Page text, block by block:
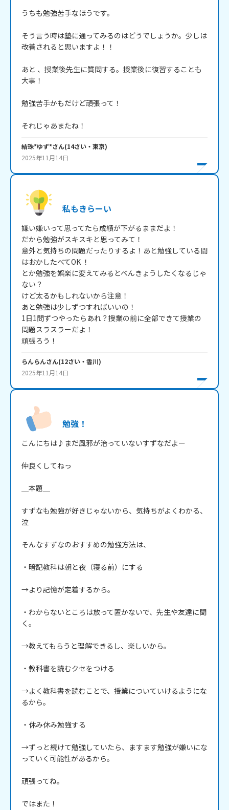
うちも勉強苦手なほうです。
そう言う時は塾に通ってみるのはどうでしょうか。少しは
改善されると思いますよ！！
あと 、授業後先生に質問する。授業後に復習することも
大事！
勉強苦手かもだけど頑張って！
それじゃあまたね！
結珠*ゆず*さん(14さい・ 東京)
2025年11月14日
私もきらーい
嫌い嫌いって思ってたら成績が下がるままだよ！
だから勉強がスキスキと思ってみて！
意外と気持ちの問題だったりするよ！あと勉強している間
はおかしたべてOK ！
とか勉強を娯楽に変えてみるとべんきょうしたくなるじゃ
ない？
けど太るかもしれないから注意！
あと勉強は少しずつすればいいの！
1日1問ずつやったらあれ？授業の前に全部できて授業の
問題スラスラーだよ！
頑張ろう！
らんらんさん(12さい・ 香川)
2025年11月14日
勉強！
こんにちは♪まだ風邪が治っていないすずなだよー
仲良くしてねっ
＿本題＿
すずなも勉強が好きじゃないから、気持ちがよくわかる、
泣
そんなすずなのおすすめの勉強方法は、
・暗記教科は朝と夜（寝る前）にする
→より記憶が定着するから。
・わからないところは放って置かないで、先生や友達に聞
く。
→教えてもらうと理解できるし、楽しいから。
・教科書を読むクセをつける
→よく教科書を読むことで、授業についていけるようにな
るから。
・休み休み勉強する
→ずっと続けて勉強していたら、ますます勉強が嫌いにな
っていく可能性があるから。
頑張ってね。
ではまた！